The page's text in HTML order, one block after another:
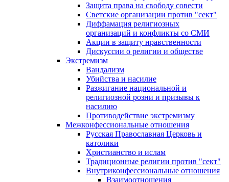
Защита права на свободу совести
Светские организации против "сект"
Диффамация религиозных
организаций и конфликты со СМИ
Акции в защиту нравственности
Дискуссии о религии и обществе
Экстремизм
Вандализм
Убийства и насилие
Разжигание национальной и
религиозной розни и призывы к
насилию
Противодействие экстремизму
Межконфессиональные отношения
Русская Православная Церковь и
католики
Христианство и ислам
Традиционные религии против "сект"
Внутриконфессиональные отношения
Взаимоотношения